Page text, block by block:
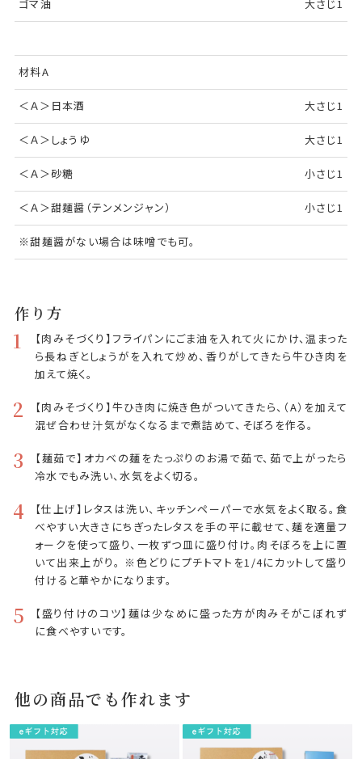
ゴマ油 大さじ1
材料A
＜Ａ＞日本酒 大さじ1
＜Ａ＞しょうゆ 大さじ1
＜Ａ＞砂糖 小さじ1
＜Ａ＞甜麺醤（テンメンジャン） 小さじ1
※甜麺醤がない場合は味噌でも可。
作り方
1
【肉みそづくり】フライパンにごま油を入れて火にかけ、温まった
ら長ねぎとしょうがを入れて炒め、香りがしてきたら牛ひき肉を
加えて焼く。
2
【肉みそづくり】牛ひき肉に焼き色がついてきたら、（A）を加えて
混ぜ合わせ汁気がなくなるまで煮詰めて、そぼろを作る。
3
【麺茹で】オカベの麺をたっぷりのお湯で茹で、茹で上がったら
冷水でもみ洗い、水気をよく切る。
4
【仕上げ】レタスは洗い、キッチンペーパーで水気をよく取る。食
べやすい大きさにちぎったレタスを手の平に載せて、麺を適量フ
ォークを使って盛り、一枚ずつ皿に盛り付け。肉そぼろを上に置
いて出来上がり。 ※色どりにプチトマトを1/4にカットして盛り
付けると華やかになります。
5
【盛り付けのコツ】麺は少なめに盛った方が肉みそがこぼれず
に食べやすいです。
他の商品でも作れます